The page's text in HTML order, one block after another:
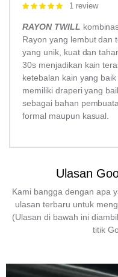
Rated
1 review
RAYON TWILL
Rayon yang lembut dan
yang unik, kuat dan
30s menjadikan kain
ketebalan kain yang
memiliki draperi yang
sebagai bahan
formal maupun kasual.
Ulasan
Kami bangga dengan apa
ulasan terbaru untuk
(Ulasan di bawah ini
titik